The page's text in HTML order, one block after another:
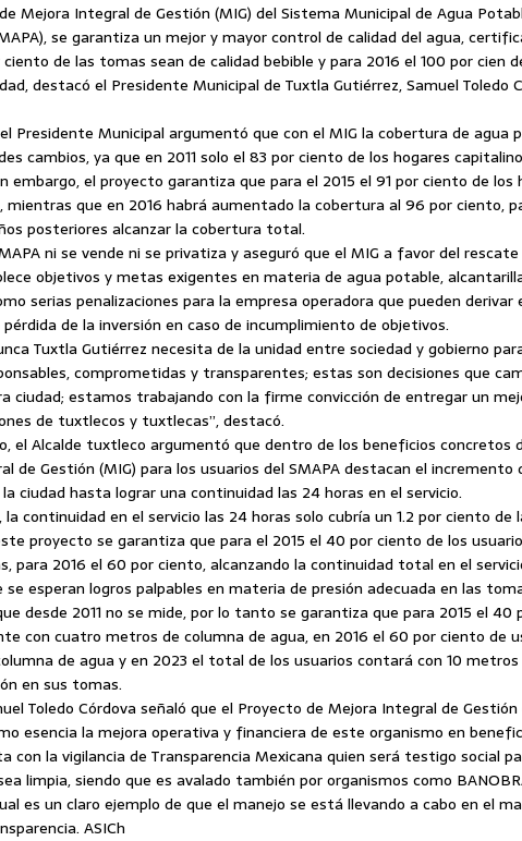
Mejora Integral de Gestión (MIG) del Sistema Municipal de Agua
se garantiza un mejor y mayor control de calidad del agua,
de las tomas sean de calidad bebible y para 2016 el 100 por cien
destacó el Presidente Municipal de Tuxtla Gutiérrez, Samuel Toledo
Presidente Municipal argumentó que con el MIG la cobertura de agua
cambios, ya que en 2011 solo el 83 por ciento de los hogares
embargo, el proyecto garantiza que para el 2015 el 91 por ciento de los
que en 2016 habrá aumentado la cobertura al 96 por ciento,
posteriores alcanzar la cobertura total.
ni se vende ni se privatiza y aseguró que el MIG a favor del
objetivos y metas exigentes en materia de agua potable,
serias penalizaciones para la empresa operadora que pueden derivar
de la inversión en caso de incumplimiento de objetivos.
Tuxtla Gutiérrez necesita de la unidad entre sociedad y gobierno
comprometidas y transparentes; estas son decisiones que
ciudad; estamos trabajando con la firme convicción de entregar un
de tuxtlecos y tuxtlecas”, destacó.
el Alcalde tuxtleco argumentó que dentro de los beneficios concretos
de Gestión (MIG) para los usuarios del SMAPA destacan el incremento
ciudad hasta lograr una continuidad las 24 horas en el servicio.
la continuidad en el servicio las 24 horas solo cubría un 1.2 por ciento de
proyecto se garantiza que para el 2015 el 40 por ciento de los
para 2016 el 60 por ciento, alcanzando la continuidad total en el
se esperan logros palpables en materia de presión adecuada en las
desde 2011 no se mide, por lo tanto se garantiza que para 2015 el 40
con cuatro metros de columna de agua, en 2016 el 60 por ciento de
de agua y en 2023 el total de los usuarios contará con 10
en sus tomas.
Toledo Córdova señaló que el Proyecto de Mejora Integral de Gestión
esencia la mejora operativa y financiera de este organismo en
con la vigilancia de Transparencia Mexicana quien será testigo social
limpia, siendo que es avalado también por organismos como
es un claro ejemplo de que el manejo se está llevando a cabo en el
ASICh